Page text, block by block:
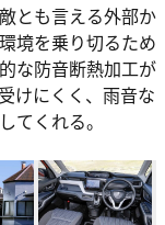
とも言える外部か
境を乗り切るため
な防音断熱加工が
けにくく、雨音な
てくれる。